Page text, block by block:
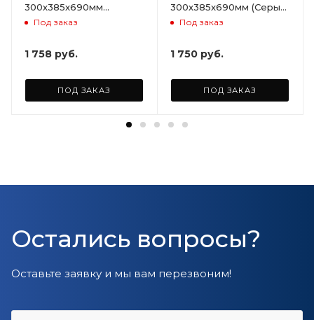
300х385х690мм
(Светло-бежевый)
Под заказ
1 758 руб.
ПОД ЗАКАЗ
300х385х690мм (Серый)
ARD258086
Под заказ
1 750 руб.
ПОД ЗАКАЗ
Остались вопросы?
Оставьте заявку и мы вам перезвоним!